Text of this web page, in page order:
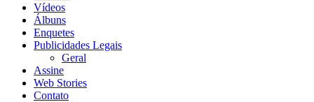
Vídeos
Álbuns
Enquetes
Publicidades Legais
Geral
Assine
Web Stories
Contato